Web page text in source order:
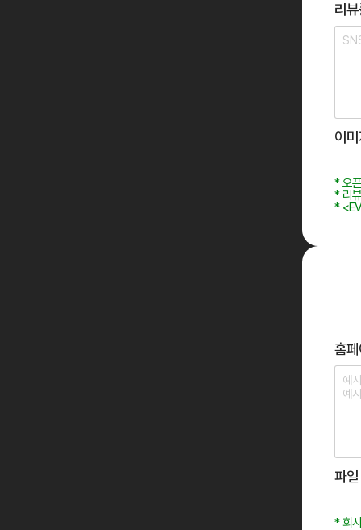
리
이
* 오
* 리
*
홈
파
* 회